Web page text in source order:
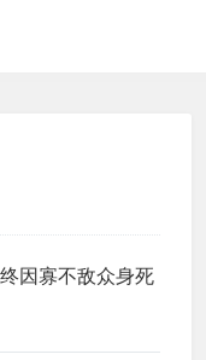
因寡不敌众身死